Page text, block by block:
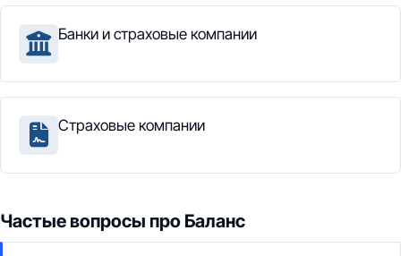
Банки и страховые компании
Страховые компании
Частые вопросы про Баланс